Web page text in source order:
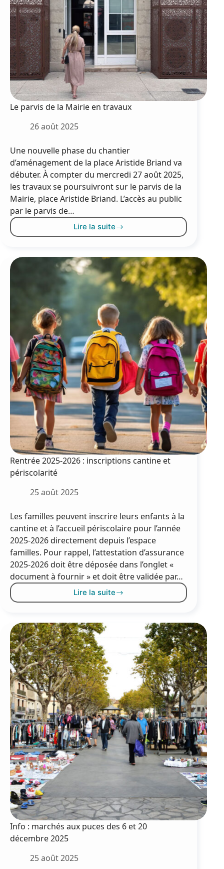
Le parvis de la Mairie en travaux
26 août 2025
Une nouvelle phase du chantier
d’aménagement de la place Aristide Briand va
débuter. À compter du mercredi 27 août 2025,
les travaux se poursuivront sur le parvis de la
Mairie, place Aristide Briand. L’accès au public
par le parvis de…
Lire la suite
Le
Mairie
en
Rentrée 2025-2026 : inscriptions cantine et
périscolarité
25 août 2025
Les familles peuvent inscrire leurs enfants à la
cantine et à l’accueil périscolaire pour l’année
2025-2026 directement depuis l’espace
familles. Pour rappel, l’attestation d’assurance
2025-2026 doit être déposée dans l’onglet «
document à fournir » et doit être validée par…
Lire la suite
Rentrée
:
inscriptions
cantine
et
périscolarité
Info : marchés aux puces des 6 et 20
décembre 2025
25 août 2025